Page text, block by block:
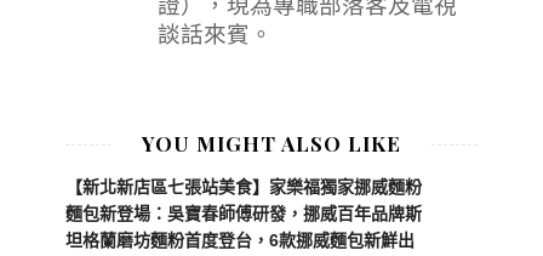
證），現為專職部落客及電視
談話來賓。
YOU MIGHT ALSO LIKE
【新北新店區七張站美食】家樂福獨家挪威麵粉
麵包新登場：吳寶春師傅研發，挪威百年品牌斯
坦格蘭磨坊麵粉首度登台，6款挪威麵包新鮮出